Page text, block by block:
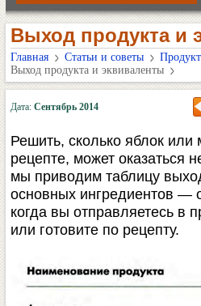
Выход продукта и
Главная Статьи и советы
Выход продукта и эквиваленты
Дата: Сентябрь 2014
Решить, сколько яблок или
рецепте, может оказаться
мы приводим таблицу
основных ингредиентов —
когда вы отправляетесь в
или готовите по рецепту.